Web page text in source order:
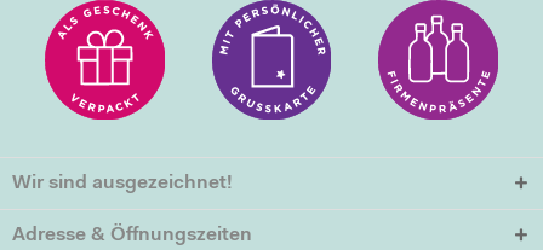
Wir sind ausgezeichnet!
Adresse & Öffnungszeiten